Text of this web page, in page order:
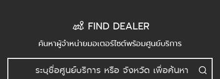
FIND DEALER
ค้นหาผู้จำหน่ายมอเตอร์ไซต์พร้อมศูนย์บริการ